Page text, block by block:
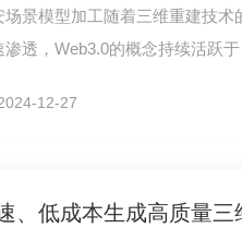
场景模型加工随着三维重建技术
渗透，Web3.0的概念持续活跃
12-27